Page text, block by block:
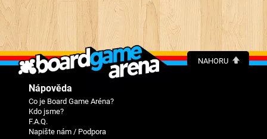
NAHORU
Nápověda
Co je Board Game Aréna?
Kdo jsme?
F.A.Q.
Napište nám / Podpora